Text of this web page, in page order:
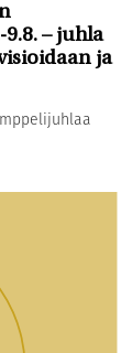
– juhla
ja